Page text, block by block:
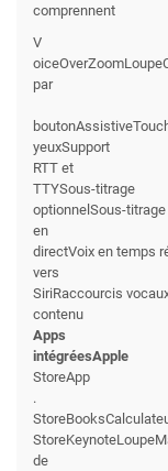
comprennent
V
par
yeuxSupport
RTT et
TTYSous-titrage
optionnelSous-titrage
en
directVoix en temps
vers
SiriRaccourcis
contenu
Apps
intégréesApple
StoreApp
.
de